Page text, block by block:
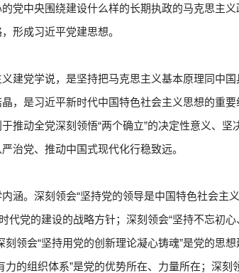
党中央围绕建设什么样的长期执政的马克思主
形成习近平党建思想。
建党学说，是坚持把马克思主义基本原理同中
，是习近平新时代中国特色社会主义思想的重
推动全党深刻领悟“两个确立”的决定性意义、坚
治党、推动中国式现代化行稳致远。
涵。深刻领会“坚持党的领导是中国特色社会主
代党的建设的战略方针；深刻领会“坚持不忘初
领会“坚持用党的创新理论凝心铸魂”是党的思
的组织体系”是党的优势所在、力量所在；深